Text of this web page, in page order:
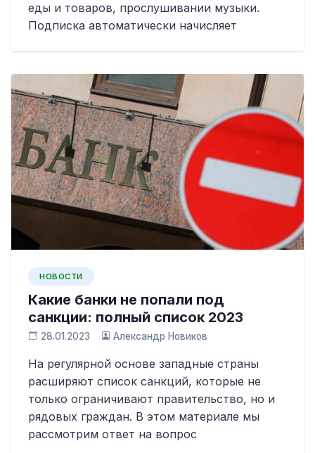
еды и товаров, прослушивании музыки.
Подписка автоматически начисляет
НОВОСТИ
Какие банки не попали под
санкции: полный список 2023
28.01.2023 Александр Новиков
На регулярной основе западные страны
расширяют список санкций, которые не
только ограничивают правительство, но и
рядовых граждан. В этом материале мы
рассмотрим ответ на вопрос